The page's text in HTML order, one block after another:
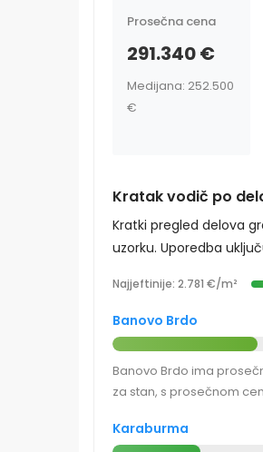
Prosečna cena
291.340 €
Medijana: 252.500
€
Kratak vodič po
Kratki pregled delova
uzorku. Uporedba
Najjeftinije: 2.781 €/m²
Banovo Brdo
Banovo Brdo ima
za stan, s prosečnom
Karaburma